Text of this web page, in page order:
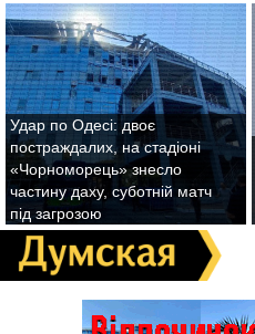
Удар по Одесі: двоє
постраждалих, на стадіоні
«Чорноморець» знесло
частину даху, суботній матч
під загрозою